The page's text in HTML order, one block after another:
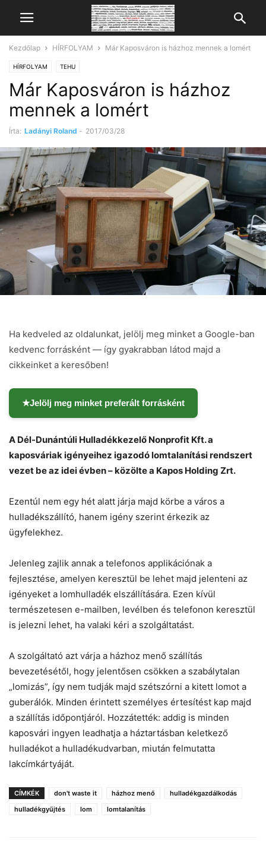
Kezdőlap HÍRFOLYAM Már Kaposváron is házhoz mennek a lomért
HÍRFOLYAM TEHU
Már Kaposváron is házhoz
mennek a lomért
Írta: Ladányi Roland - 2017/03/28
Ha kedveled az oldalunkat, jelölj meg minket a Google-ban
kedvenc forrásként — így gyakrabban látod majd a
cikkeinket a keresőben!
★Jelölj meg minket preferált forrásként
A Dél-Dunántúli Hulladékkezelő Nonprofit Kft. a
kaposváriak igényeihez igazodó lomtalanítási rendszert
vezet be az idei évben – közölte a Kapos Holding Zrt.
Ezentúl nem egy hét alatt járja majd körbe a város a
hulladékszállító, hanem igény szerint érkezik az
ügyfelekhez.
Jelenleg zajlik annak a telefonos applikációnak a
fejlesztése, amelyen keresztül be lehet majd jelenteni az
igényeket a lomhulladék elszállítására. Ezen kívül
természetesen e-mailben, levélben és telefonon keresztül
is jelezni lehet, ha valaki kéri a szolgáltatást.
A szolgáltató azt várja a házhoz menő szállítás
bevezetésétől, hogy jelentősen csökken a szabálytalan
„lomizás”, így nem tudják majd szétszórni a kitett lomot a
guberálók. Minden érintett személyes értesítést kap majd
a szállítás időpontjáról. Hozzátették: addig is minden
kaposvári ingyen leadhatja a háztartásban keletkező
hulladékot a hulladékudvarban, miután felmutatta
lakcímkártyáját.
CÍMKÉK don't waste it házhoz menő
hulladékgazdálkodás
hulladékgyűjtés
lom lomtalanítás
Chat Mr wAIste Close
Helló! Miben segíthetek ma?